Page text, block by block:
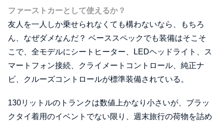
ファーストカーとして使えるか？
友人を一人しか乗せられなくても構わないなら、もちろ
ん、なぜダメなんだ？ ベーススペックでも装備はそこそ
こで、全モデルにシートヒーター、LEDヘッドライト、ス
マートフォン接続、クライメートコントロール、純正ナ
ビ、クルーズコントロールが標準装備されている。
130リットルのトランクは数値上かなり小さいが、ブラッ
クタイ着用のイベントでない限り、週末旅行の荷物を詰め